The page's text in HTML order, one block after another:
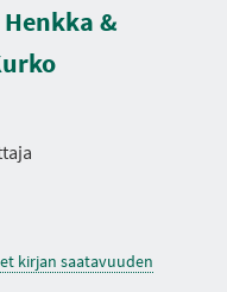
&
kirjan saatavuuden